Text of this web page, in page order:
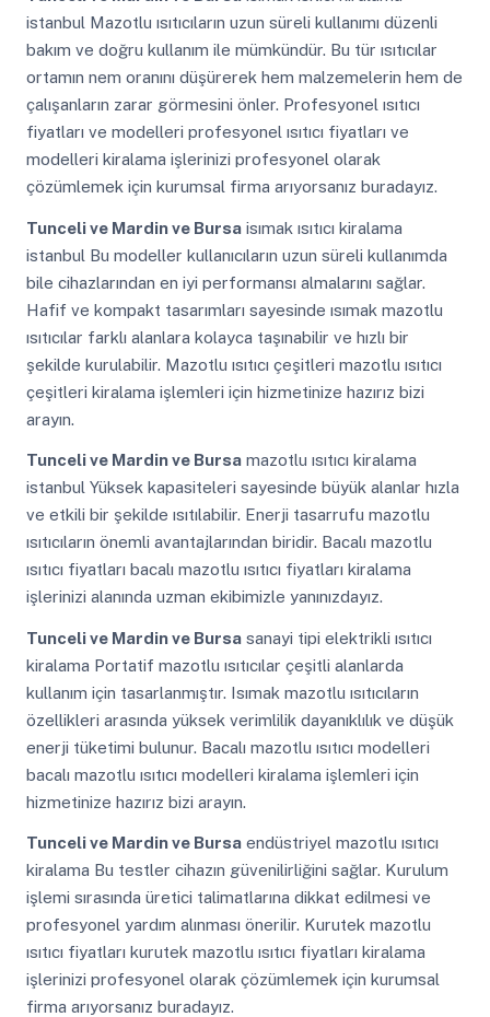
istanbul Mazotlu ısıtıcıların uzun süreli kullanımı düzenli
bakım ve doğru kullanım ile mümkündür. Bu tür ısıtıcılar
ortamın nem oranını düşürerek hem malzemelerin hem de
çalışanların zarar görmesini önler. Profesyonel ısıtıcı
fiyatları ve modelleri profesyonel ısıtıcı fiyatları ve
modelleri kiralama işlerinizi profesyonel olarak
çözümlemek için kurumsal firma arıyorsanız buradayız.
Tunceli ve Mardin ve Bursaisımak ısıtıcı kiralama
istanbul Bu modeller kullanıcıların uzun süreli kullanımda
bile cihazlarından en iyi performansı almalarını sağlar.
Hafif ve kompakt tasarımları sayesinde ısımak mazotlu
ısıtıcılar farklı alanlara kolayca taşınabilir ve hızlı bir
şekilde kurulabilir. Mazotlu ısıtıcı çeşitleri mazotlu ısıtıcı
çeşitleri kiralama işlemleri için hizmetinize hazırız bizi
arayın.
Tunceli ve Mardin ve Bursamazotlu ısıtıcı kiralama
istanbul Yüksek kapasiteleri sayesinde büyük alanlar hızla
ve etkili bir şekilde ısıtılabilir. Enerji tasarrufu mazotlu
ısıtıcıların önemli avantajlarından biridir. Bacalı mazotlu
ısıtıcı fiyatları bacalı mazotlu ısıtıcı fiyatları kiralama
işlerinizi alanında uzman ekibimizle yanınızdayız.
Tunceli ve Mardin ve Bursasanayi tipi elektrikli ısıtıcı
kiralama Portatif mazotlu ısıtıcılar çeşitli alanlarda
kullanım için tasarlanmıştır. Isımak mazotlu ısıtıcıların
özellikleri arasında yüksek verimlilik dayanıklılık ve düşük
enerji tüketimi bulunur. Bacalı mazotlu ısıtıcı modelleri
bacalı mazotlu ısıtıcı modelleri kiralama işlemleri için
hizmetinize hazırız bizi arayın.
Tunceli ve Mardin ve Bursaendüstriyel mazotlu ısıtıcı
kiralama Bu testler cihazın güvenilirliğini sağlar. Kurulum
işlemi sırasında üretici talimatlarına dikkat edilmesi ve
profesyonel yardım alınması önerilir. Kurutek mazotlu
ısıtıcı fiyatları kurutek mazotlu ısıtıcı fiyatları kiralama
işlerinizi profesyonel olarak çözümlemek için kurumsal
firma arıyorsanız buradayız.